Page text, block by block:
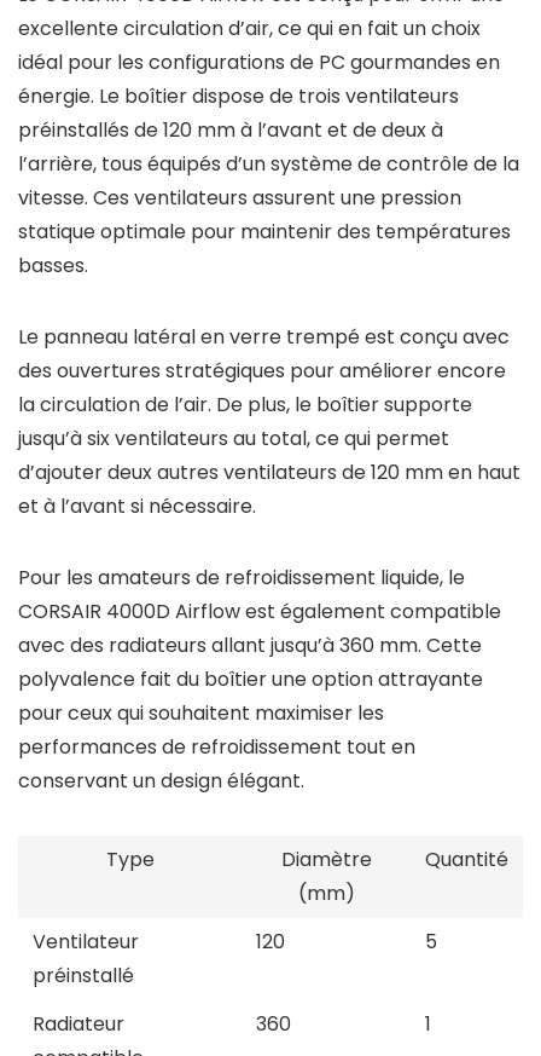
excellente circulation d’air, ce qui en fait un choix
idéal pour les configurations de PC gourmandes en
énergie. Le boîtier dispose de trois ventilateurs
préinstallés de 120 mm à l’avant et de deux à
l’arrière, tous équipés d’un système de contrôle de la
vitesse. Ces ventilateurs assurent une pression
statique optimale pour maintenir des températures
basses.
Le panneau latéral en verre trempé est conçu avec
des ouvertures stratégiques pour améliorer encore
la circulation de l’air. De plus, le boîtier supporte
jusqu’à six ventilateurs au total, ce qui permet
d’ajouter deux autres ventilateurs de 120 mm en haut
et à l’avant si nécessaire.
Pour les amateurs de refroidissement liquide, le
CORSAIR 4000D Airflow est également compatible
avec des radiateurs allant jusqu’à 360 mm. Cette
polyvalence fait du boîtier une option attrayante
pour ceux qui souhaitent maximiser les
performances de refroidissement tout en
conservant un design élégant.
Type
Diamètre
(mm)
Quantité
Ventilateur
préinstallé
120 5
Radiateur
360 1